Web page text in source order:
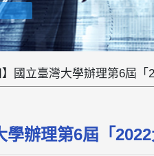
】國立臺灣大學辦理第6屆
學辦理第6屆「